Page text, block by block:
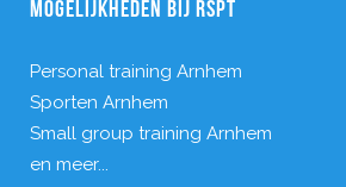
MOGELIJKHEDEN BIJ RSPT
Personal training Arnhem
Sporten Arnhem
Small group training Arnhem
en meer...